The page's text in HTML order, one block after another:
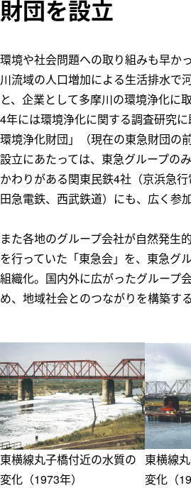
財団を設立
環境や社会問題への取り組みも早か
川流域の人口増加による生活排水で
と、企業として多摩川の環境浄化に
4年には環境浄化に関する調査研究
環境浄化財団」（現在の東急財団の
設立にあたっては、東急グループの
かわりがある関東民鉄4社（京浜急
田急電鉄、西武鉄道）にも、広く参
また各地のグループ会社が自然発生
を行っていた「東急会」を、東急グ
組織化。国内外に広がったグループ
め、地域社会とのつながりを構築す
東横線丸子橋付近の水質の
変化（1973年）
東横線
変化（